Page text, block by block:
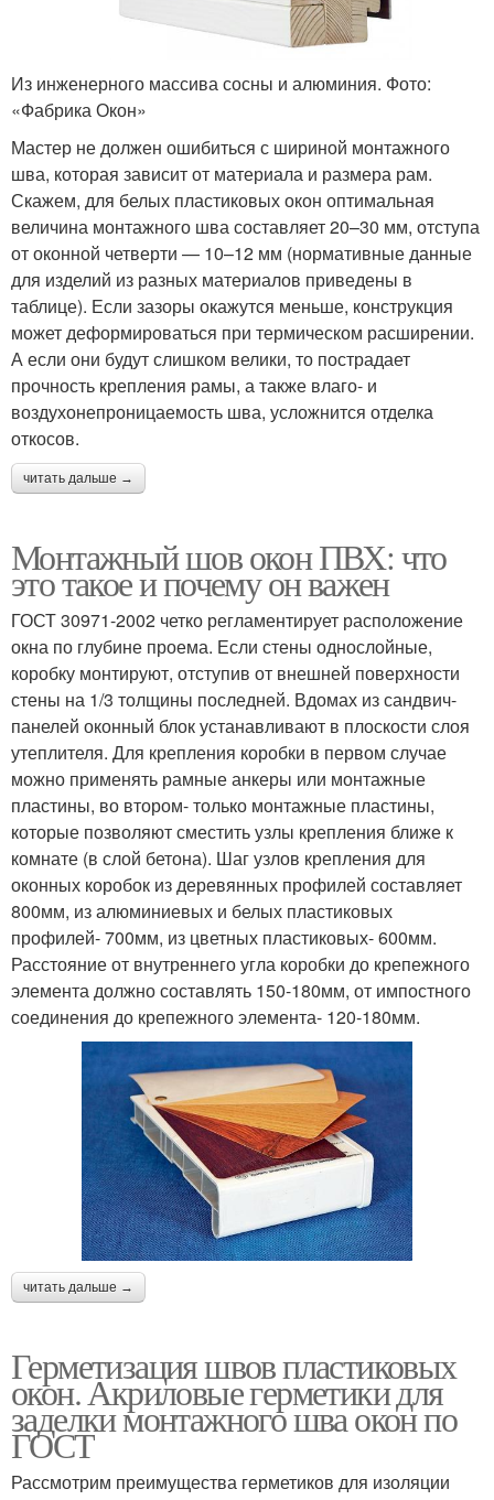
Из инженерного массива сосны и алюминия. Фото:
«Фабрика Окон»
Мастер не должен ошибиться с шириной монтажного
шва, которая зависит от материала и размера рам.
Скажем, для белых пластиковых окон оптимальная
величина монтажного шва составляет 20–30 мм, отступа
от оконной четверти — 10–12 мм (нормативные данные
для изделий из разных материалов приведены в
таблице). Если зазоры окажутся меньше, конструкция
может деформироваться при термическом расширении.
А если они будут слишком велики, то пострадает
прочность крепления рамы, а также влаго- и
воздухонепроницаемость шва, усложнится отделка
откосов.
читать дальше →
Монтажный шов окон ПВХ: что
это такое и почему он важен
ГОСТ 30971-2002 четко регламентирует расположение
окна по глубине проема. Если стены однослойные,
коробку монтируют, отступив от внешней поверхности
стены на 1/3 толщины последней. Вдомах из сандвич-
панелей оконный блок устанавливают в плоскости слоя
утеплителя. Для крепления коробки в первом случае
можно применять рамные анкеры или монтажные
пластины, во втором- только монтажные пластины,
которые позволяют сместить узлы крепления ближе к
комнате (в слой бетона). Шаг узлов крепления для
оконных коробок из деревянных профилей составляет
800мм, из алюминиевых и белых пластиковых
профилей- 700мм, из цветных пластиковых- 600мм.
Расстояние от внутреннего угла коробки до крепежного
элемента должно составлять 150-180мм, от импостного
соединения до крепежного элемента- 120-180мм.
читать дальше →
Герметизация швов пластиковых
окон. Акриловые герметики для
заделки монтажного шва окон по
ГОСТ
Рассмотрим преимущества герметиков для изоляции